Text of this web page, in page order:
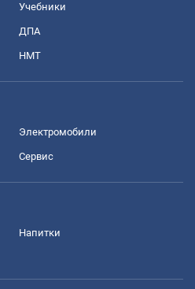
Учебники
ДПА
НМТ
Электромобили
Сервис
Напитки